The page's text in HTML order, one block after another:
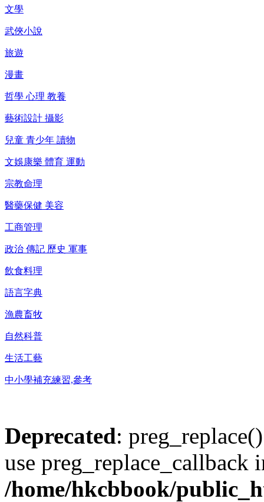
文學
武俠小說
旅遊
漫畫
哲學 心理 教養
藝術設計 攝影
兒童 青少年 讀物
文娛康樂 體育 運動
宗教命理
醫藥保健 美容
工商管理
政治 傳記 歷史 軍事
飲食料理
語言字典
漁農畜牧
自然科普
生活工藝
中小學補充練習,參考
Deprecated:
use preg_replace_callback
/home/hkcbbook/